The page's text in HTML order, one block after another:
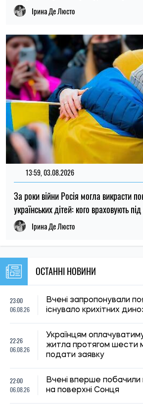
13:59, 03.08.2026
За роки війни Росія могла викрасти
українських дітей: кого враховують
Ірина Де Люсто
ОСТАННІ НОВИНИ
23:00
06.08.26
Вчені запропонували
існувало крихітних
Українцям
житла протягом шести
подати заявку
22:00
06.08.26
на поверхні Сонця
21:31
06.08.26
опалювальним сезоном
21:00
06.08.26
Вчені пояснили, чому
розширюються зіниці
20:27
06.08.26
Російські удари по
дефіциту товарів і
Україні
20:00
06.08.26
У Бразилії виявили
риби віком 254 мільйони